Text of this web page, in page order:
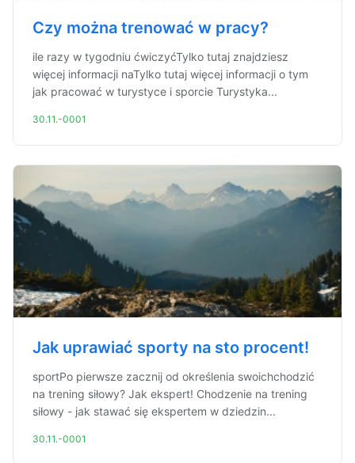
Czy można trenować w pracy?
ile razy w tygodniu ćwiczyćTylko tutaj znajdziesz
więcej informacji naTylko tutaj więcej informacji o tym
jak pracować w turystyce i sporcie Turystyka...
30.11.-0001
Jak uprawiać sporty na sto procent!
sportPo pierwsze zacznij od określenia swoichchodzić
na trening siłowy? Jak ekspert! Chodzenie na trening
siłowy - jak stawać się ekspertem w dziedzin...
30.11.-0001